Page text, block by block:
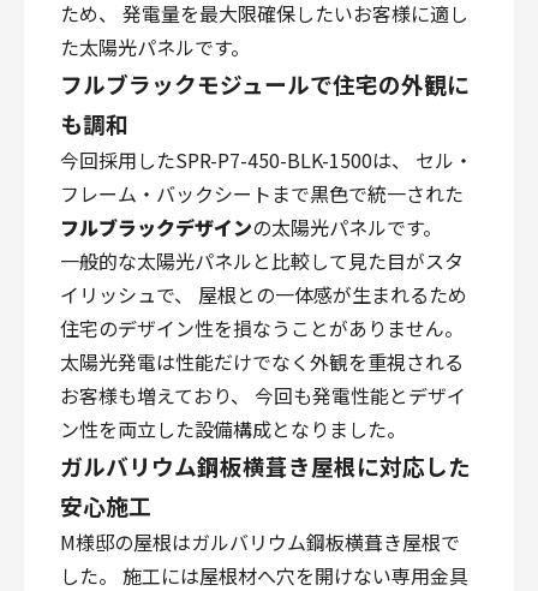
ため、 発電量を最大限確保したいお客様に適し
た太陽光パネルです。
フルブラックモジュールで住宅の外観に
も調和
今回採用したSPR-P7-450-BLK-1500は、 セル・
フレーム・バックシートまで黒色で統一された
フルブラックデザインの太陽光パネルです。
一般的な太陽光パネルと比較して見た目がスタ
イリッシュで、 屋根との一体感が生まれるため
住宅のデザイン性を損なうことがありません。
太陽光発電は性能だけでなく外観を重視される
お客様も増えており、 今回も発電性能とデザイ
ン性を両立した設備構成となりました。
ガルバリウム鋼板横葺き屋根に対応した
安心施工
M様邸の屋根はガルバリウム鋼板横葺き屋根で
した。 施工には屋根材へ穴を開けない専用金具